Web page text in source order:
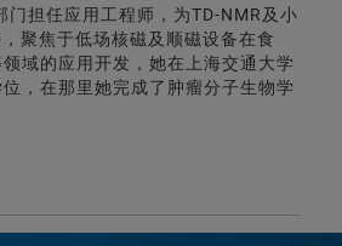
门担任应用工程师，为TD-NMR及小
聚焦于低场核磁及顺磁设备在食
域的应用开发，她在上海交通大学
，在那里她完成了肿瘤分子生物学